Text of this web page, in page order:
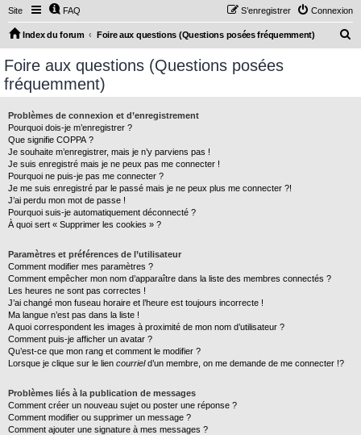
Site FAQ Connexion
S’enregistrer
Index du forum Foire aux questions (Questions posées fréquemment)
Foire aux questions (Questions posées
fréquemment)
Problèmes de connexion et d’enregistrement
Pourquoi dois-je m’enregistrer ?
Que signifie COPPA ?
Je souhaite m’enregistrer, mais je n’y parviens pas !
Je suis enregistré mais je ne peux pas me connecter !
Pourquoi ne puis-je pas me connecter ?
Je me suis enregistré par le passé mais je ne peux plus me connecter ?!
J’ai perdu mon mot de passe !
Pourquoi suis-je automatiquement déconnecté ?
À quoi sert « Supprimer les cookies » ?
Paramètres et préférences de l’utilisateur
Comment modifier mes paramètres ?
Comment empêcher mon nom d’apparaître dans la liste des membres connectés ?
Les heures ne sont pas correctes !
J’ai changé mon fuseau horaire et l’heure est toujours incorrecte !
Ma langue n’est pas dans la liste !
A quoi correspondent les images à proximité de mon nom d’utilisateur ?
Comment puis-je afficher un avatar ?
Qu’est-ce que mon rang et comment le modifier ?
Lorsque je clique sur le lien courrield’un membre, on me demande de me connecter !?
Problèmes liés à la publication de messages
Comment créer un nouveau sujet ou poster une réponse ?
Comment modifier ou supprimer un message ?
Comment ajouter une signature à mes messages ?